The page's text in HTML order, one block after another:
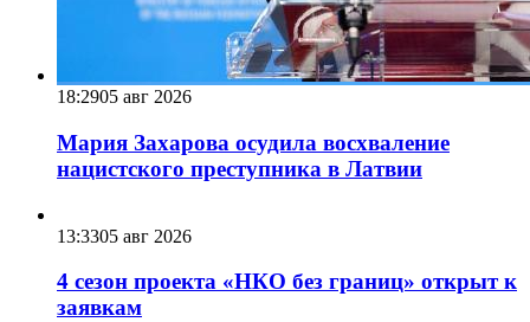
18:2905 авг 2026
Мария Захарова осудила восхваление
нацистского преступника в Латвии
13:3305 авг 2026
4 сезон проекта «НКО без границ» открыт к
заявкам